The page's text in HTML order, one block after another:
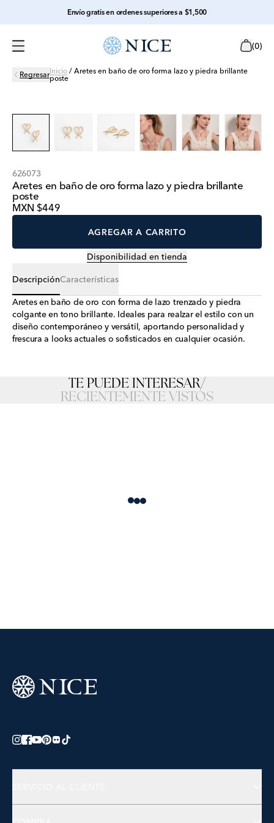
Envío gratis en ordenes superiores a $1,500
(0)
RegresarInicio / Aretes en baño de oro forma lazo y piedra brillante
poste
626073
Aretes en baño de oro forma lazo y piedra brillante
poste
MXN $449
AGREGAR A CARRITO
Disponibilidad en tienda
DescripciónCaracterísticas
Aretes en baño de oro con forma de lazo trenzado y piedra
colgante en tono brillante. Ideales para realzar el estilo con un
diseño contemporáneo y versátil, aportando personalidad y
frescura a looks actuales o sofisticados en cualquier ocasión.
TE PUEDE INTERESAR/
RECIENTEMENTE VISTOS
Loading